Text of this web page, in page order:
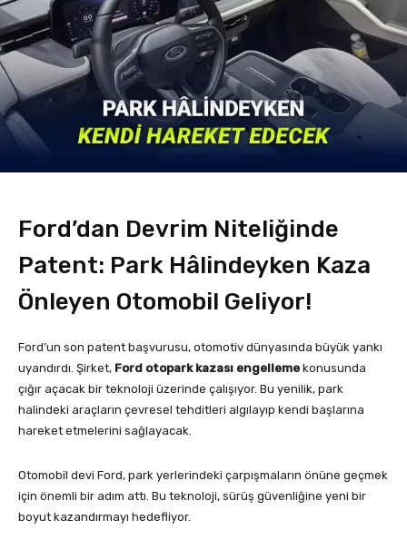
Ford’dan Devrim Niteliğinde
Patent: Park Hâlindeyken Kaza
Önleyen Otomobil Geliyor!
Ford’un son patent başvurusu, otomotiv dünyasında büyük yankı
uyandırdı. Şirket, Ford otopark kazası engelleme konusunda
çığır açacak bir teknoloji üzerinde çalışıyor. Bu yenilik, park
halindeki araçların çevresel tehditleri algılayıp kendi başlarına
hareket etmelerini sağlayacak.
Otomobil devi Ford, park yerlerindeki çarpışmaların önüne geçmek
için önemli bir adım attı. Bu teknoloji, sürüş güvenliğine yeni bir
boyut kazandırmayı hedefliyor.